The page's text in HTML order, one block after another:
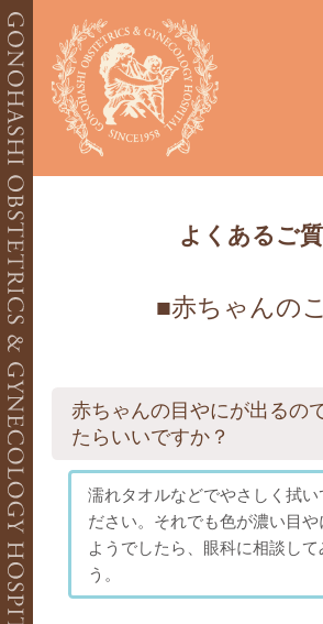
よくあるご
赤ちゃんの
赤ちゃんの目やにが出るの
たらいいですか？
濡れタオルなどでやさしく拭い
ださい。それでも色が濃い目や
ようでしたら、眼科に相談して
う。
当院の特徴 医師紹
婦人科
婦人科一般診療
子宮がん検診
レディースドッグ＆ブライダルチェ